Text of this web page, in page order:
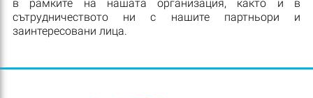
в рамките на нашата организация, както и в
сътрудничеството ни с нашите партньори и
заинтересовани лица.